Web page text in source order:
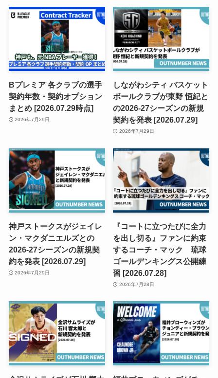
Bプレミア 各クラブの選手
契約年数・契約オプション
まとめ [2026.07.29時点]
2026年7月29日
しながわシティ バスケット
ボールクラブが東野 恒紀と
の2026-27シーズンの新規
契約を発表 [2026.07.29]
2026年7月29日
神戸ストークスがジェイレ
ン・マクダニエルズとの
2026-27シーズンの新規契
約を発表 [2026.07.29]
2026年7月29日
『コートに立つたびに全力
を出し切る』ファンに約束
するコーチ・マック 琉球
ゴールデンキングス公開練
習 [2026.07.28]
2026年7月28日